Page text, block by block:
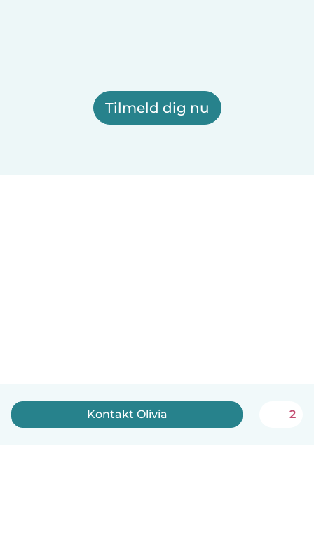
Tilmeld dig nu
Kontakt Olivia 2